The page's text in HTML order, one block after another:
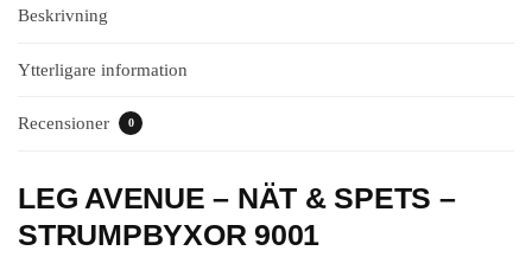
Beskrivning
Ytterligare information
Recensioner 0
LEG AVENUE – NÄT & SPETS –
STRUMPBYXOR 9001